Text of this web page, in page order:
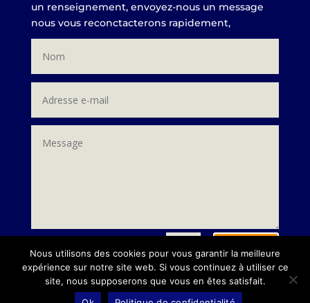
un renseignement, envoyez-nous un message
nous vous reconctacterons rapidement,
4 + 7= Envoi
Nous utilisons des cookies pour vous garantir la meilleure
expérience sur notre site web. Si vous continuez à utiliser ce
site, nous supposerons que vous en êtes satisfait.